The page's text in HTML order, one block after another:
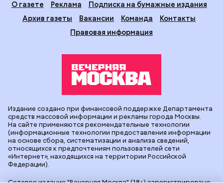
О газете Реклама
Подписка на бумажные издания
Архив газеты
Вакансии Команда
Контакты
Правовая информация
Издание создано при финансовой поддержке Департамента
средств массовой информации и рекламы города Москвы.
На сайте применяются рекомендательные технологии
(информационные технологии предоставления информации
на основе сбора, систематизации и анализа сведений,
относящихся к предпочтениям пользователей сети
«Интернет», находящихся на территории Российской
Федерации).